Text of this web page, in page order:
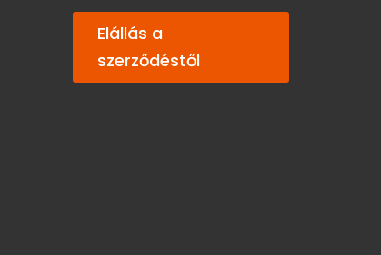
Elállás a
szerződéstől